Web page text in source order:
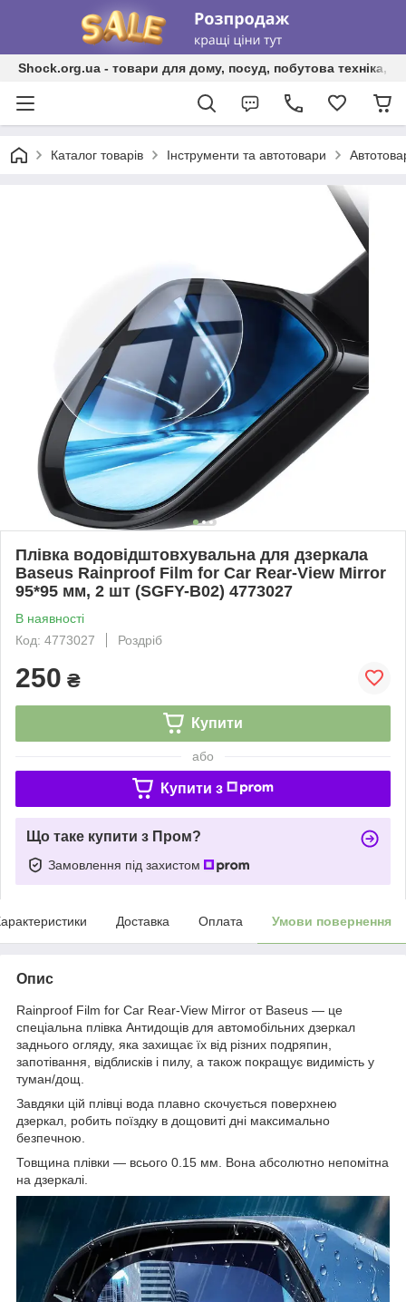
Shock.org.ua - товари для дому, посуд, побутова техніка,
Каталог товарів Інструменти та автотовари
Плівка водовідштовхувальна для дзеркала
Baseus Rainproof Film for Car Rear-View Mirror
95*95 мм, 2 шт (SGFY-B02) 4773027
В наявності
Код: 4773027
Роздріб
250 ₴
Купити
або
Купити з
Що таке купити з Пром?
Замовлення під захистом
Доставка Оплата Умови повернення
Опис
Rainproof Film for Car Rear-View Mirror от Baseus — це
спеціальна плівка Антидощів для автомобільних дзеркал
заднього огляду, яка захищає їх від різних подряпин,
запотівання, відблисків і пилу, а також покращує видимість у
туман/дощ.
Завдяки цій плівці вода плавно скочується поверхнею
дзеркал, робить поїздку в дощовиті дні максимально
безпечною.
Товщина плівки — всього 0.15 мм. Вона абсолютно непомітна
на дзеркалі.